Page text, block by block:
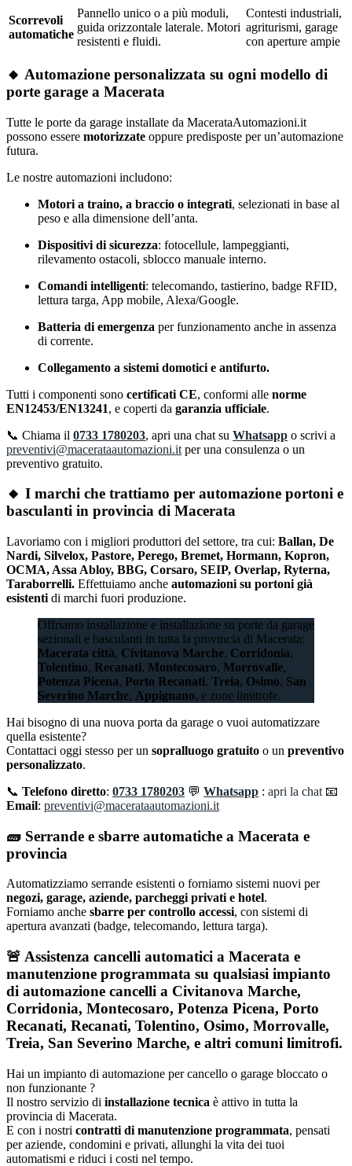
Scorrevoli
automatiche
Pannello unico o a più moduli,
guida orizzontale laterale. Motori
resistenti e fluidi.
Contesti industriali,
agriturismi, garage
con aperture ampie
🔸 Automazione personalizzata su ogni modello di
porte garage a Macerata
Tutte le porte da garage installate da MacerataAutomazioni.it
possono essere motorizzate oppure predisposte per un’automazione
futura.
Le nostre automazioni includono:
Motori a traino, a braccio o integrati, selezionati in base al
peso e alla dimensione dell’anta.
Dispositivi di sicurezza: fotocellule, lampeggianti,
rilevamento ostacoli, sblocco manuale interno.
Comandi intelligenti: telecomando, tastierino, badge RFID,
lettura targa, App mobile, Alexa/Google.
Batteria di emergenza per funzionamento anche in assenza
di corrente.
Collegamento a sistemi domotici e antifurto.
Tutti i componenti sono certificati CE, conformi alle norme
EN12453/EN13241, e coperti da garanzia ufficiale.
📞 Chiama il 0733 1780203, apri una chat su Whatsapp o scrivi a
preventivi@macerataautomazioni.it per una consulenza o un
preventivo gratuito.
🔸 I marchi che trattiamo per automazione portoni e
basculanti in provincia di Macerata
Lavoriamo con i migliori produttori del settore, tra cui: Ballan, De
Nardi, Silvelox, Pastore, Perego, Bremet, Hormann, Kopron,
OCMA, Assa Abloy, BBG, Corsaro, SEIP, Overlap, Ryterna,
Taraborrelli. Effettuiamo anche automazioni su portoni già
esistenti di marchi fuori produzione.
Offriamo installazione e installazione su porte da garage
sezionali e basculanti in tutta la provincia di Macerata:
Macerata città, Civitanova Marche, Corridonia,
Tolentino, Recanati, Montecosaro, Morrovalle,
Potenza Picena, Porto Recanati, Treia, Osimo, San
Severino Marche, Appignano, e zone limitrofe.
Hai bisogno di una nuova porta da garage o vuoi automatizzare
quella esistente?
Contattaci oggi stesso per un sopralluogo gratuito o un preventivo
personalizzato.
📞 Telefono diretto: 0733 1780203 💬 Whatsapp : apri la chat 📧
Email: preventivi@macerataautomazioni.it
🧱 Serrande e sbarre automatiche a Macerata e
provincia
Automatizziamo serrande esistenti o forniamo sistemi nuovi per
negozi, garage, aziende, parcheggi privati e hotel.
Forniamo anche sbarre per controllo accessi, con sistemi di
apertura avanzati (badge, telecomando, lettura targa).
🚨 Assistenza cancelli automatici a Macerata e
manutenzione programmata su qualsiasi impianto
di automazione cancelli a Civitanova Marche,
Corridonia, Montecosaro, Potenza Picena, Porto
Recanati, Recanati, Tolentino, Osimo, Morrovalle,
Treia, San Severino Marche, e altri comuni limitrofi.
Hai un impianto di automazione per cancello o garage bloccato o
non funzionante ?
Il nostro servizio di installazione tecnica è attivo in tutta la
provincia di Macerata.
E con i nostri contratti di manutenzione programmata, pensati
per aziende, condomini e privati, allunghi la vita dei tuoi
automatismi e riduci i costi nel tempo.